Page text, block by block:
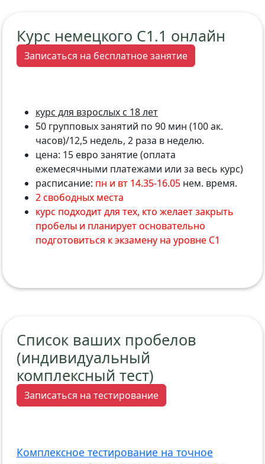
Курс немецкого C1.1 онлайн
Записаться на бесплатное занятие
курс для взрослых с 18 лет
50 групповых занятий по 90 мин (100 ак.
часов)/12,5 недель, 2 раза в неделю.
цена: 15 евро занятие (оплата
ежемесячными платежами или за весь курс)
расписание: пн и вт 14.35-16.05 нем. время.
2 свободных места
курс подходит для тех, кто желает закрыть
пробелы и планирует основательно
подготовиться к экзамену на уровне С1
Список ваших пробелов
(индивидуальный
комплексный тест)
Записаться на тестирование
Комплексное тестирование на точное